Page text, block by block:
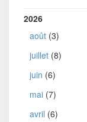
2026
août (3)
juillet (8)
juin (6)
mai (7)
avril (6)